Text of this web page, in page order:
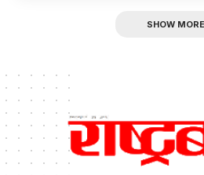
SHOW MORE